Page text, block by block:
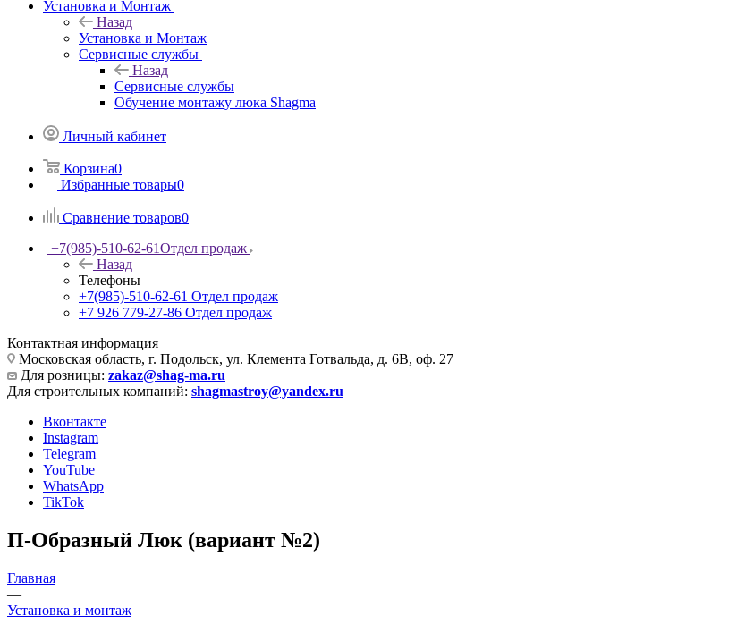
Установка и Монтаж
Назад
Установка и Монтаж
Сервисные службы
Назад
Сервисные службы
Обучение монтажу люка Shagma
Личный кабинет
Корзина0
Избранные товары0
Сравнение товаров0
+7(985)-510-62-61Отдел продаж
Назад
Телефоны
+7(985)-510-62-61 Отдел продаж
‪+7 926 779-27-86‬ Отдел продаж
Контактная информация
Московская область, г. Подольск, ул. Клемента Готвальда, д. 6В, оф. 27
Для розницы: zakaz@shag-ma.ru
Для строительных компаний: shagmastroy@yandex.ru
Вконтакте
Instagram
Telegram
YouTube
WhatsApp
TikTok
П-Образный Люк (вариант №2)
Главная
—
Установка и монтаж